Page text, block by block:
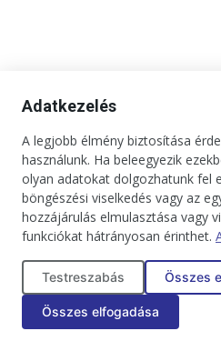
Kapcsolat Impresszum
Adatkezelési
Copyright © 2025. Minden
Adatkezelés
A legjobb élmény biztosítása
használunk. Ha beleegyezik
olyan adatokat dolgozhatunk fel
böngészési viselkedés vagy az
hozzájárulás elmulasztása vagy
funkciókat hátrányosan érinthet.
Testreszabás Összes
Összes elfogadása